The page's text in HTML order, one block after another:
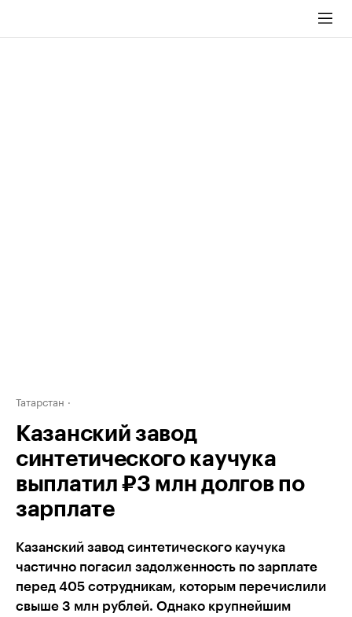
Татарстан
Казанский завод
синтетического каучука
выплатил ₽3 млн долгов по
зарплате
Казанский завод синтетического каучука
частично погасил задолженность по зарплате
перед 405 сотрудникам, которым перечислили
свыше 3 млн рублей. Однако крупнейшим